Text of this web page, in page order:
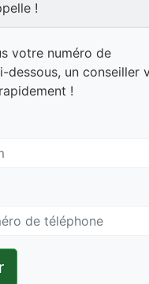
!
votre numéro de
dessous, un conseiller
!